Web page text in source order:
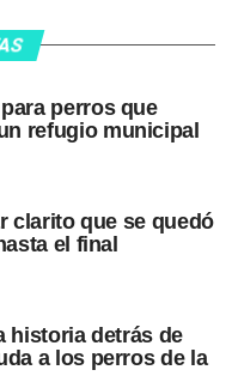
perros que
refugio municipal
clarito que se quedó
el final
historia detrás de
a los perros de la